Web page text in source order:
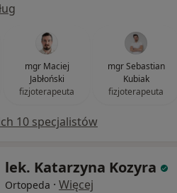
mgr Maciej
Jabłoński
fizjoterapeuta
mgr Sebastian
Kubiak
fizjoterapeuta
10 specjalistów
lek. Katarzyna Kozyra
Ortopeda · Więcej